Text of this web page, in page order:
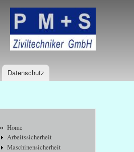
Logo
Datenschutz
Home
Arbeitssicherheit
Maschinensicherheit